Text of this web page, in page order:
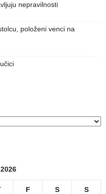
nepravilnosti
položeni venci na
F S S